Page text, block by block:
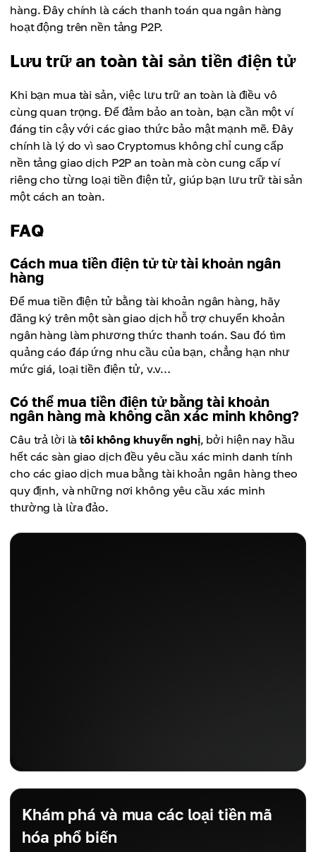
hàng. Đây chính là cách thanh toán qua ngân hàng
hoạt động trên nền tảng P2P.
Lưu trữ an toàn tài sản tiền điện tử
Khi bạn mua tài sản, việc lưu trữ an toàn là điều vô
cùng quan trọng. Để đảm bảo an toàn, bạn cần một ví
đáng tin cậy với các giao thức bảo mật mạnh mẽ. Đây
chính là lý do vì sao Cryptomus không chỉ cung cấp
nền tảng giao dịch P2P an toàn mà còn cung cấp ví
riêng cho từng loại tiền điện tử, giúp bạn lưu trữ tài sản
một cách an toàn.
FAQ
Cách mua tiền điện tử từ tài khoản ngân
hàng
Để mua tiền điện tử bằng tài khoản ngân hàng, hãy
đăng ký trên một sàn giao dịch hỗ trợ chuyển khoản
ngân hàng làm phương thức thanh toán. Sau đó tìm
quảng cáo đáp ứng nhu cầu của bạn, chẳng hạn như
mức giá, loại tiền điện tử, v.v…
Có thể mua tiền điện tử bằng tài khoản
ngân hàng mà không cần xác minh không?
Câu trả lời làtôi không khuyến nghị, bởi hiện nay hầu
hết các sàn giao dịch đều yêu cầu xác minh danh tính
cho các giao dịch mua bằng tài khoản ngân hàng theo
quy định, và những nơi không yêu cầu xác minh
thường là lừa đảo.
Khám phá và mua các loại tiền mã
hóa phổ biến